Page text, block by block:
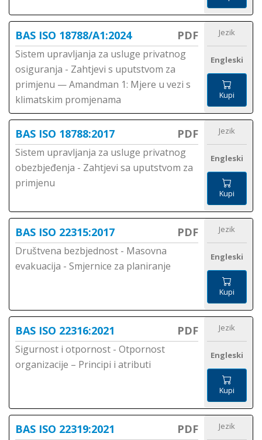
BAS ISO 18788/A1:2024 PDF
Sistem upravljanja za usluge privatnog
osiguranja - Zahtjevi s uputstvom za
primjenu — Amandman 1: Mjere u vezi s
klimatskim promjenama
Jezik
Engleski
Kupi
BAS ISO 18788:2017 PDF
Sistem upravljanja za usluge privatnog
obezbjeđenja - Zahtjevi sa uputstvom za
primjenu
Jezik
Engleski
Kupi
BAS ISO 22315:2017 PDF
Društvena bezbjednost - Masovna
evakuacija - Smjernice za planiranje
Jezik
Engleski
Kupi
BAS ISO 22316:2021 PDF
Sigurnost i otpornost - Otpornost
organizacije – Principi i atributi
Jezik
Engleski
Kupi
BAS ISO 22319:2021 PDF Jezik